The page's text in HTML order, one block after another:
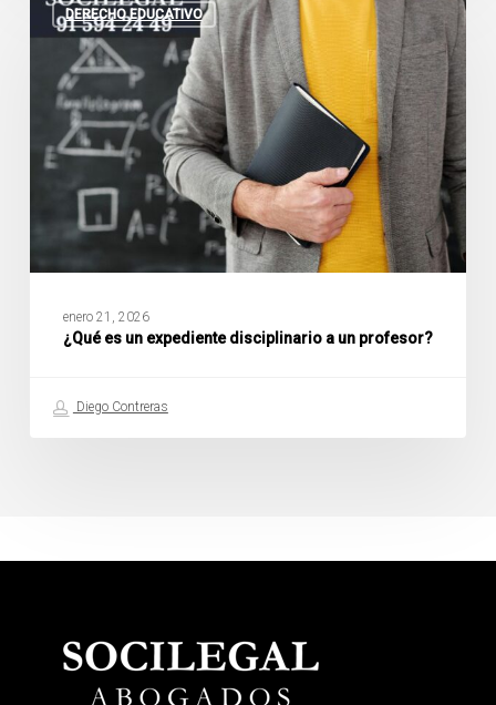
DERECHO EDUCATIVO
es
un
expediente
disciplinario
profesor?
enero 21, 2026
¿Qué es un expediente disciplinario a un profesor?
Diego Contreras